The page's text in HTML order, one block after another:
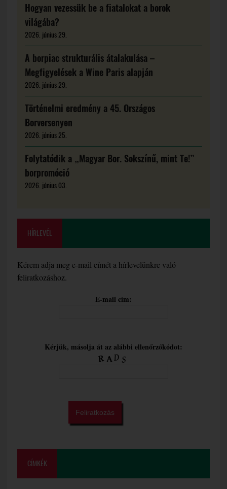
Hogyan vezessük be a fiatalokat a borok
világába?
2026. június 29.
A borpiac strukturális átalakulása –
Megfigyelések a Wine Paris alapján
2026. június 29.
Történelmi eredmény a 45. Országos
Borversenyen
2026. június 25.
Folytatódik a „Magyar Bor. Sokszínű, mint Te!”
borpromóció
2026. június 03.
HÍRLEVÉL
Kérem adja meg e-mail címét a hírlevelünkre való
feliratkozáshoz.
E-mail cím:
Kérjük, másolja át az alábbi ellenőrzőkódot:
CÍMKÉK